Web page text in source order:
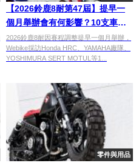
【2026鈴鹿8耐第47屆】提早一
個月舉辦會有何影響？10支車隊
10問答，備戰心聲大公開
2026鈴鹿8耐因賽程調整提早一個月舉辦，
Webike採訪Honda HRC、YAMAHA廠隊、
YOSHIMURA SERT MOTUL等1...
零件與用品